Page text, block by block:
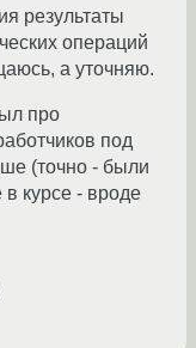
результаты
операций
а уточняю.
про
под
(точно - были
курсе - вроде